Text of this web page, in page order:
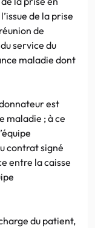
de la prise
de
service du
maladie dont
est
maladie ; à ce
contrat signé
entre la caisse
du patient,